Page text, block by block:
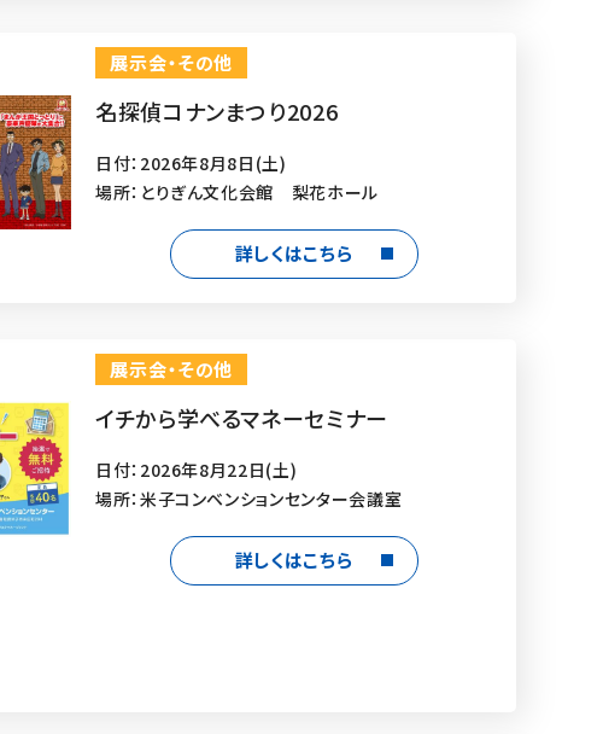
展示会・その他
名探偵コナンまつり2026
日付：2026年8月8日(土)
場所：とりぎん文化会館 梨花ホール
詳しくはこちら
展示会・その他
イチから学べるマネーセミナー
日付：2026年8月22日(土)
場所：米子コンベンションセンター会議室
詳しくはこちら